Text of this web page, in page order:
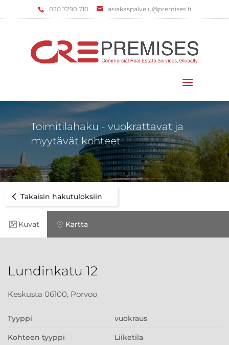
‌020 7290 710 asiakaspalvelu@premises.fi
Toimitilahaku - vuokrattavat ja
myytävät kohteet
Takaisin hakutuloksiin
Kuvat Kartta
Lundinkatu 12
Keskusta 06100, Porvoo
Tyyppi vuokraus
Kohteen tyyppi Liiketila